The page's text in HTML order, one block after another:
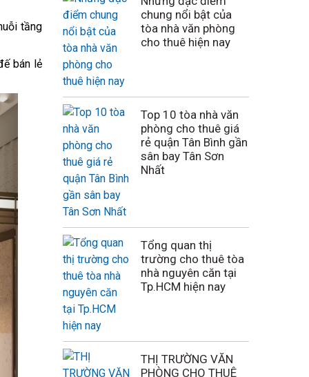
tầng
bán lẻ
chung nổi bật của
tòa nhà văn phòng
cho thuê hiện nay
Top 10 tòa nhà văn
phòng cho thuê giá
rẻ quận Tân Bình gần
sân bay Tân Sơn
Nhất
Tổng quan thị
trường cho thuê tòa
nhà nguyên căn tại
Tp.HCM hiện nay
THỊ TRƯỜNG VĂN
PHÒNG CHO THUÊ